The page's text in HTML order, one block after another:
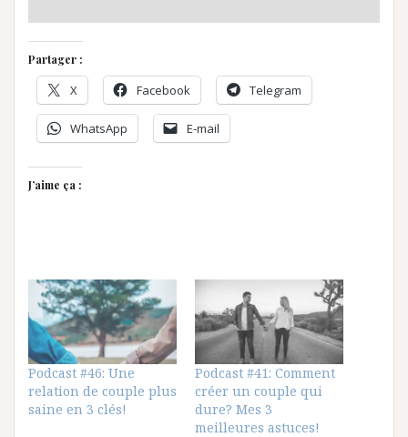
Partager :
X Facebook Telegram
WhatsApp E-mail
J’aime ça :
Podcast #46: Une
relation de couple plus
saine en 3 clés!
Podcast #41: Comment
créer un couple qui
dure? Mes 3
meilleures astuces!